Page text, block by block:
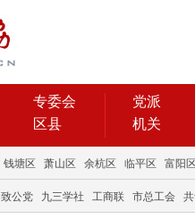
专委会
区县
党派
机关
钱塘区 萧山区 余杭区 临平区 富阳
致公党 九三学社 工商联 市总工会